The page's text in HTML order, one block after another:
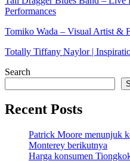
Performances
Tomiko Wada – Visual Artist &
Totally Tiffany Naylor |
Search
Recent Posts
Patrick Moore menunjuk
Monterey berikutnya
Harga konsumen